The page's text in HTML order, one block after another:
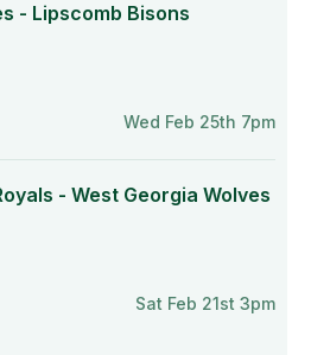
- Lipscomb Bisons
Wed Feb 25th 7pm
- West Georgia Wolves
Sat Feb 21st 3pm